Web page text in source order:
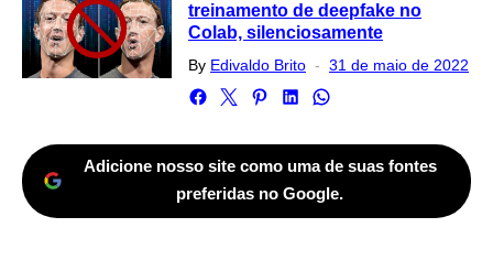
treinamento de deepfake no
Colab, silenciosamente
By Edivaldo Brito
Posted
31 de maio de 2022
Adicione nosso site como uma de suas fontes
preferidas no Google.